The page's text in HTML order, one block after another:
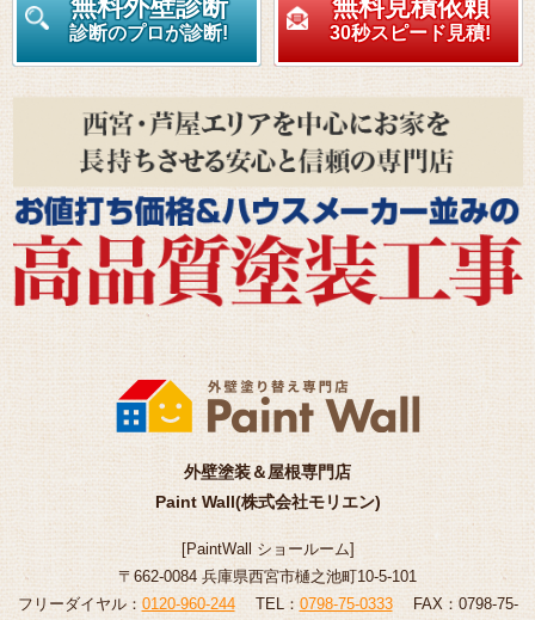
無料外壁診断
診断のプロが診断!
無料見積依頼
30秒スピード見積!
外壁塗装＆屋根専門店
Paint Wall(株式会社モリエン)
[PaintWall ショールーム]
〒662-0084 兵庫県西宮市樋之池町10-5-101
フリーダイヤル： 0120-960-244TEL： 0798-75-0333FAX：0798-75-